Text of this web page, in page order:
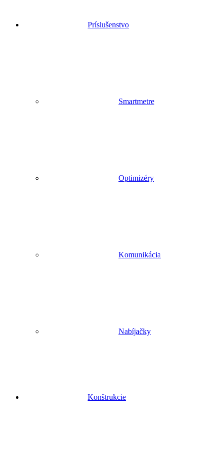
Príslušenstvo
Smartmetre
Optimizéry
Komunikácia
Nabíjačky
Konštrukcie